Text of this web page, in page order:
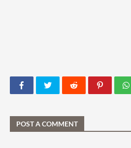
POST A COMMENT